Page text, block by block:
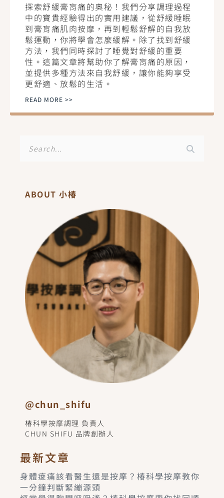
探索舒緩膏肓痛的奧秘！我們分享調理過程
中的寶貴經驗得出的實用建議，從舒緩睡眠
到膏肓痛肌肉按摩，再到輕鬆舒解的自我放
鬆運動，你將學會怎麼緩解。除了找到舒緩
方法，我們同時探討了睡覺對舒緩的重要
性。這篇文章將幫助你了解膏肓痛的原因，
並提供多種方法來自我舒緩，讓你能夠享受
更舒適、放鬆的生活。
READ MORE >>
ABOUT 小椿
@chun_shifu
椿科學按摩調理 負責人
CHUN SHIFU 品牌創辦人
最新文章
身體痠痛該看醫生還是按摩？椿科學按摩教你
一分鐘判斷緊繃源頭